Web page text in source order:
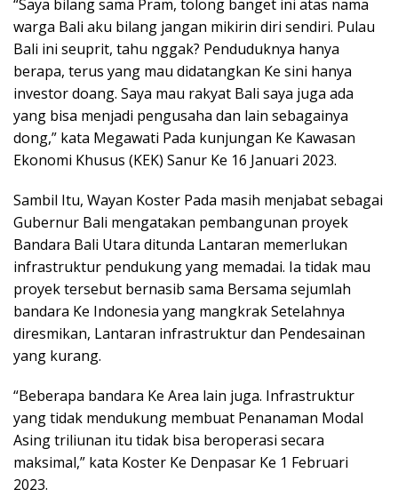
“Saya bilang sama Pram, tolong banget ini atas nama
warga Bali aku bilang jangan mikirin diri sendiri. Pulau
Bali ini seuprit, tahu nggak? Penduduknya hanya
berapa, terus yang mau didatangkan Ke sini hanya
investor doang. Saya mau rakyat Bali saya juga ada
yang bisa menjadi pengusaha dan lain sebagainya
dong,” kata Megawati Pada kunjungan Ke Kawasan
Ekonomi Khusus (KEK) Sanur Ke 16 Januari 2023.
Sambil Itu, Wayan Koster Pada masih menjabat sebagai
Gubernur Bali mengatakan pembangunan proyek
Bandara Bali Utara ditunda Lantaran memerlukan
infrastruktur pendukung yang memadai. Ia tidak mau
proyek tersebut bernasib sama Bersama sejumlah
bandara Ke Indonesia yang mangkrak Setelahnya
diresmikan, Lantaran infrastruktur dan Pendesainan
yang kurang.
“Beberapa bandara Ke Area lain juga. Infrastruktur
yang tidak mendukung membuat Penanaman Modal
Asing triliunan itu tidak bisa beroperasi secara
maksimal,” kata Koster Ke Denpasar Ke 1 Februari
2023.